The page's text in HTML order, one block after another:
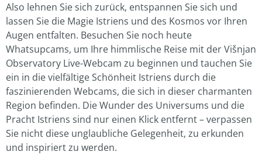
Also lehnen Sie sich zurück, entspannen Sie sich und
lassen Sie die Magie Istriens und des Kosmos vor Ihren
Augen entfalten. Besuchen Sie noch heute
Whatsupcams, um Ihre himmlische Reise mit der Višnjan
Observatory Live-Webcam zu beginnen und tauchen Sie
ein in die vielfältige Schönheit Istriens durch die
faszinierenden Webcams, die sich in dieser charmanten
Region befinden. Die Wunder des Universums und die
Pracht Istriens sind nur einen Klick entfernt – verpassen
Sie nicht diese unglaubliche Gelegenheit, zu erkunden
und inspiriert zu werden.